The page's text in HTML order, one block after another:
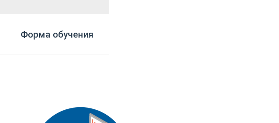
Форма обучения